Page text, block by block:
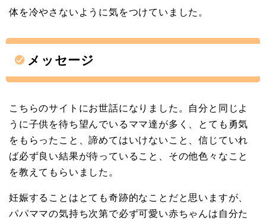
体を冷やさないように気をつけていました。
メッセージ
こちらのサイトにお世話になりました。自分と同じよ
うに子供を待ち望んでいるママ達が多く、とても勇気
をもらったこと、諦めてはいけないこと、信じていれ
ば必ず良い結果が待っていること、その他色々なこと
を教えてもらいました。
妊娠することはとても奇跡的なことだと思いますが、
パパママの気持ち次第で必ず可愛い赤ちゃんは自分た